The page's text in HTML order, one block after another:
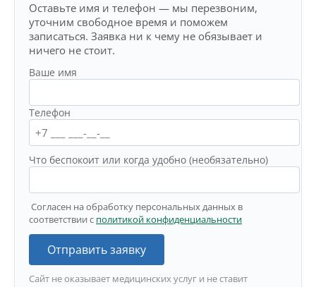
Оставьте имя и телефон — мы перезвоним,
уточним свободное время и поможем
записаться. Заявка ни к чему не обязывает и
ничего не стоит.
Ваше имя
Телефон
Что беспокоит или когда удобно (необязательно)
Согласен на обработку персональных данных в
соответствии с политикой конфиденциальности
Отправить заявку
Сайт не оказывает медицинских услуг и не ставит